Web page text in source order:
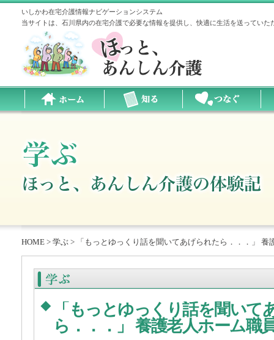
いしかわ在宅介護情報ナビゲーションシステム
当サイトは、石川県内の在宅介護で必要な情報を提供し、快適に生活を送っていた
HOME > 学ぶ > 「もっとゆっくり話を聞いてあげられたら．．．」
◆
「もっとゆっくり話を聞いて
ら．．．」 養護老人ホーム職